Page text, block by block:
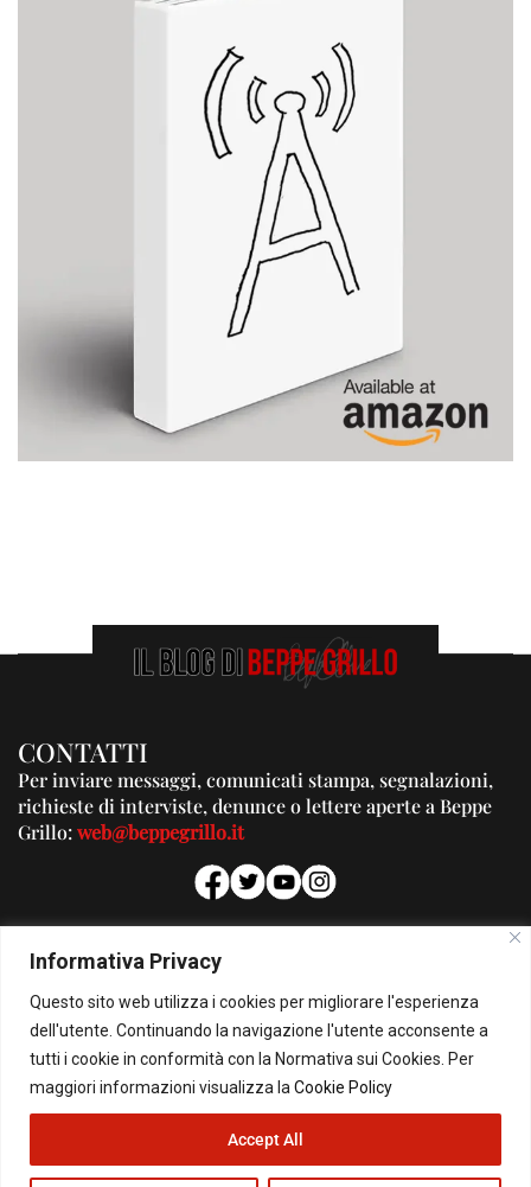
Informativa Privacy
Questo sito web utilizza i cookies per migliorare l'esperienza
dell'utente. Continuando la navigazione l'utente acconsente a
tutti i cookie in conformità con la Normativa sui Cookies. Per
maggiori informazioni visualizza la Cookie Policy
Accept All
CONTATTI
Per inviare messaggi, comunicati stampa, segnalazioni,
richieste di interviste, denunce o lettere aperte a Beppe
Grillo:web@beppegrillo.it
PUBBLICITA'
Per la tua pubblicità su questo Blog:
pubblicita@beppegrillo.it
© Copyright 2026 - Il Blog di Beppe Grillo. All Rights Reserved - Powered by
happygrafic.com